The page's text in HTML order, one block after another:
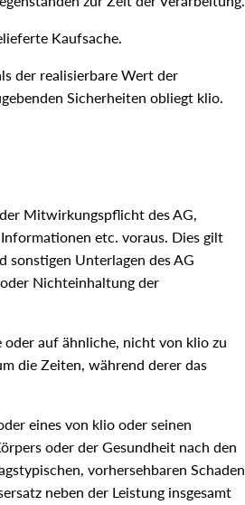
Kaufsache.
der realisierbare Wert der
Sicherheiten obliegt klio.
Mitwirkungspflicht des AG,
etc. voraus. Dies gilt
sonstigen Unterlagen des AG
Nichteinhaltung der
auf ähnliche, nicht von klio zu
die Zeiten, während derer das
eines von klio oder seinen
oder der Gesundheit nach den
vorhersehbaren Schaden
neben der Leistung insgesamt